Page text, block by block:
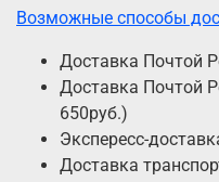
Возможные способы
Доставка Почтой
Доставка Почтой
650руб.)
Экспересс-
Доставка